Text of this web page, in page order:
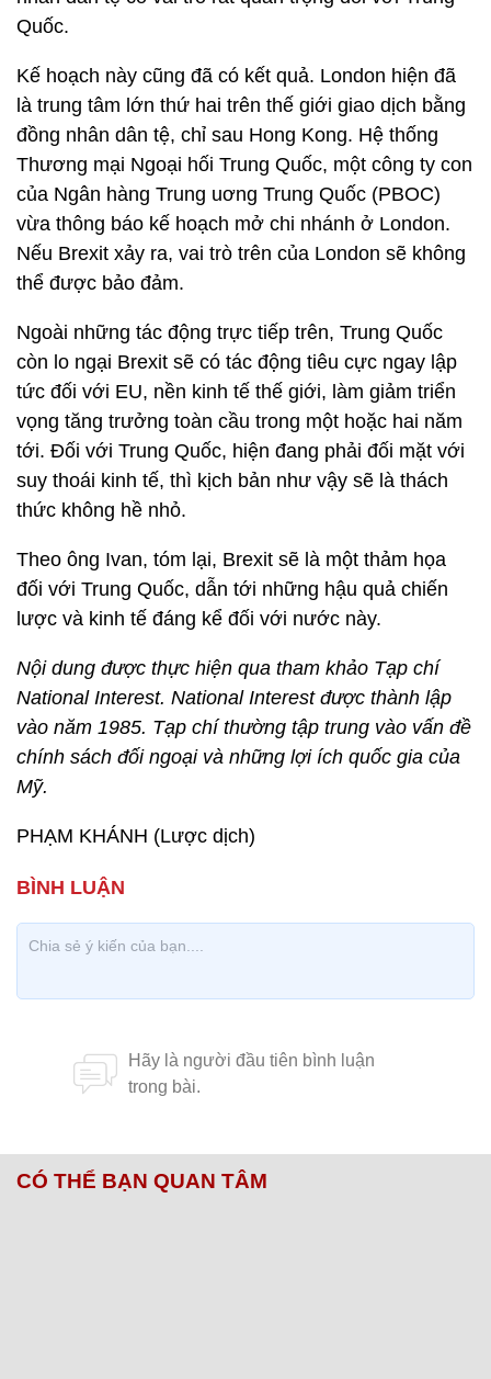
Quốc.
Kế hoạch này cũng đã có kết quả. London hiện đã
là trung tâm lớn thứ hai trên thế giới giao dịch bằng
đồng nhân dân tệ, chỉ sau Hong Kong. Hệ thống
Thương mại Ngoại hối Trung Quốc, một công ty con
của Ngân hàng Trung uơng Trung Quốc (PBOC)
vừa thông báo kế hoạch mở chi nhánh ở London.
Nếu Brexit xảy ra, vai trò trên của London sẽ không
thể được bảo đảm.
Ngoài những tác động trực tiếp trên, Trung Quốc
còn lo ngại Brexit sẽ có tác động tiêu cực ngay lập
tức đối với EU, nền kinh tế thế giới, làm giảm triển
vọng tăng trưởng toàn cầu trong một hoặc hai năm
tới. Đối với Trung Quốc, hiện đang phải đối mặt với
suy thoái kinh tế, thì kịch bản như vậy sẽ là thách
thức không hề nhỏ.
Theo ông Ivan, tóm lại, Brexit sẽ là một thảm họa
đối với Trung Quốc, dẫn tới những hậu quả chiến
lược và kinh tế đáng kể đối với nước này.
Nội dung được thực hiện qua tham khảo Tạp chí
National Interest. National Interest được thành lập
vào năm 1985. Tạp chí thường tập trung vào vấn đề
chính sách đối ngoại và những lợi ích quốc gia của
Mỹ.
PHẠM KHÁNH (Lược dịch)
CÓ THỂ BẠN QUAN TÂM